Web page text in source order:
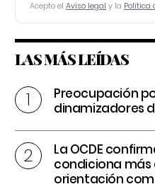
Acepto el Aviso legal y la Política
LAS MÁS LEÍDAS
Preocupación
dinamizadores
La OCDE
condiciona más
orientación